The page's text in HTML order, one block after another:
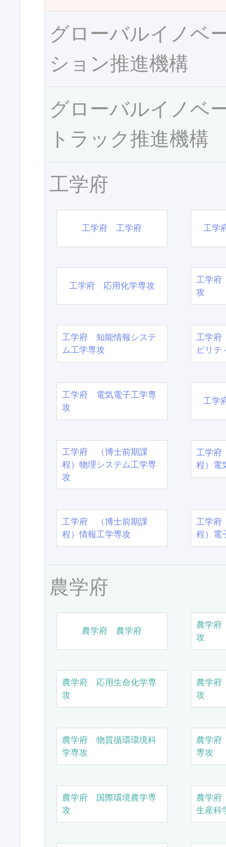
グローバルイノベ
ション推進機構
グローバルイノベ
トラック推進機構
工学府
工学府 工学府 工学
工学府 応用化学専攻
工学府
攻
工学府 知能情報システ
ム工学専攻
工学府
ビリテ
工学府 電気電子工学専
攻
工学
工学府 （博士前期課
程）物理システム工学専
攻
工学
程）電
工学府 （博士前期課
程）情報工学専攻
工学
程）電
農学府
農学府 農学府
農学
攻
農学府 応用生命化学専
攻
農学
攻
農学府 物質循環環境科
学専攻
農学
専攻
農学府 国際環境農学専
攻
農学
生産科